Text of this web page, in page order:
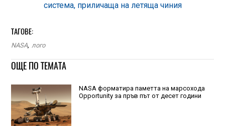
система, приличаща на летяща чиния
ТАГОВЕ:
NASA, лого
ОЩЕ ПО ТЕМАТА
NASA форматира паметта на марсохода
Opportunity за пръв път от десет години